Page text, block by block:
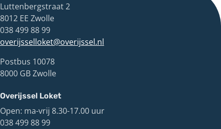
Luttenbergstraat 2
8012 EE Zwolle
038 499 88 99
overijsselloket@overijssel.nl
Postbus 10078
8000 GB Zwolle
Overijssel Loket
Open: ma-vrij 8.30-17.00 uur
038 499 88 99